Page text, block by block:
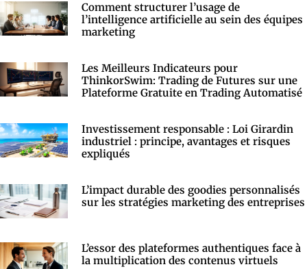
Comment structurer l’usage de
l’intelligence artificielle au sein des équipes
marketing
Les Meilleurs Indicateurs pour
ThinkorSwim: Trading de Futures sur une
Plateforme Gratuite en Trading Automatisé
Investissement responsable : Loi Girardin
industriel : principe, avantages et risques
expliqués
L’impact durable des goodies personnalisés
sur les stratégies marketing des entreprises
L’essor des plateformes authentiques face à
la multiplication des contenus virtuels